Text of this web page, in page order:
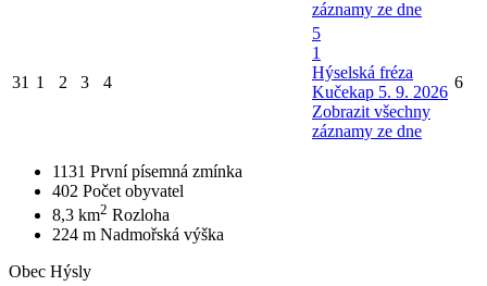
záznamy ze dne
31 1 2 3 4
5
1
Hýselská fréza
Kučekap 5. 9. 2026
Zobrazit všechny
záznamy ze dne
6
1131 První písemná zmínka
402 Počet obyvatel
8,3 km2 Rozloha
224 m Nadmořská výška
Obec Hýsly